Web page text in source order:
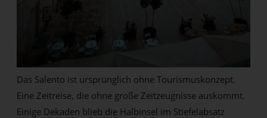
Das Salento ist ursprünglich ohne Tourismuskonzept.
Eine Zeitreise, die ohne große Zeitzeugnisse auskommt.
Einige Dekaden blieb die Halbinsel im Stiefelabsatz